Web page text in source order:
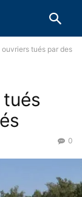
tués par des
0